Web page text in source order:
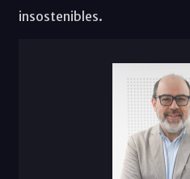
insostenibles.